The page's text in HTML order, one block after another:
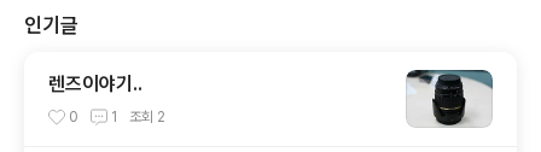
인기글
렌즈이야기..
0 1 조회 2